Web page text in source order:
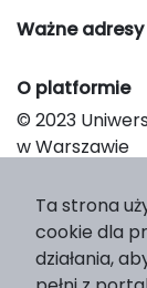
Ważne adresy
O platformie
© 2023
w Warszawie
Platform &
Ta strona
cookie dla
działania,